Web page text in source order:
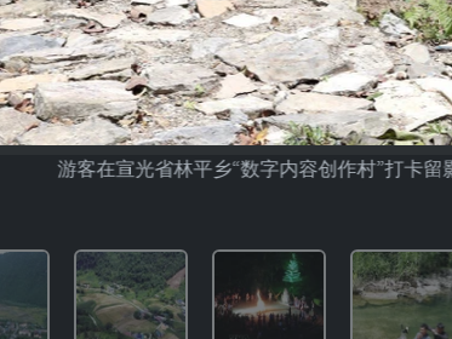
游客在宣光省林平乡“数字内容创作村”打卡留